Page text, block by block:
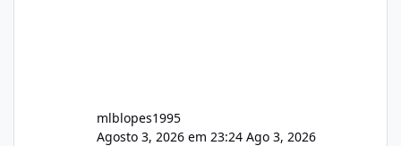
mlblopes1995
Agosto 3, 2026 em 23:24 Ago 3, 2026